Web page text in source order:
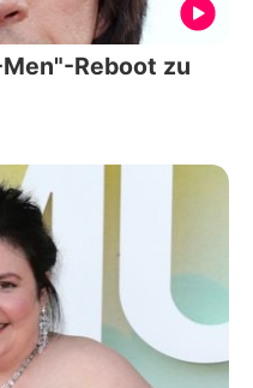
Reboot zu